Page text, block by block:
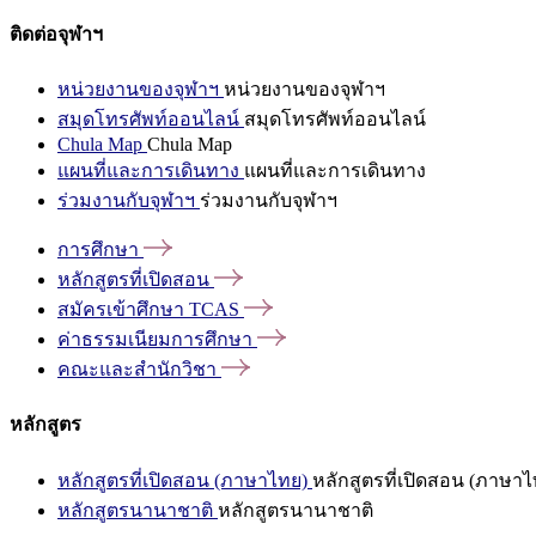
ติดต่อจุฬาฯ
หน่วยงานของจุฬาฯ หน่วยงานของจุฬาฯ
สมุดโทรศัพท์ออนไลน์ สมุดโทรศัพท์ออนไลน์
Chula Map Chula Map
แผนที่และการเดินทาง แผนที่และการเดินทาง
ร่วมงานกับจุฬาฯ ร่วมงานกับจุฬาฯ
การศึกษา
หลักสูตรที่เปิดสอน
สมัครเข้าศึกษา TCAS
ค่าธรรมเนียมการศึกษา
คณะและสำนักวิชา
หลักสูตร
หลักสูตรที่เปิดสอน (ภาษาไทย) หลักสูตรที่เปิดสอน (ภาษาไ
หลักสูตรนานาชาติ หลักสูตรนานาชาติ